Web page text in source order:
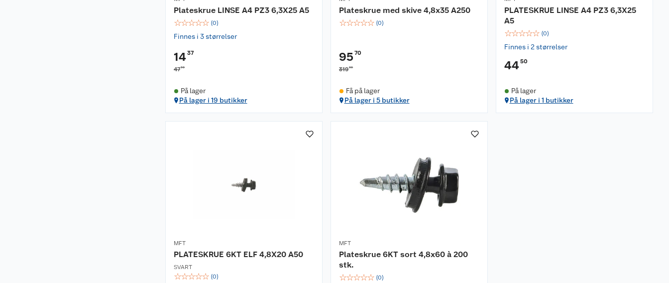
Plateskrue LINSE A4 PZ3 6,3X25 A5
☆☆☆☆☆ (0)
Finnes i 3 størrelser
1437
4790
På lager
På lager i 19 butikker
Plateskrue med skive 4,8x35 A250
☆☆☆☆☆ (0)
95 70
31900
Få på lager
På lager i 5 butikker
PLATESKRUE LINSE A4 PZ3 6,3X25
A5
☆☆☆☆☆ (0)
Finnes i 2 størrelser
4450
På lager
På lager i 1 butikker
MFT
PLATESKRUE 6KT ELF 4,8X20 A50
SVART
☆☆☆☆☆ (0)
MFT
Plateskrue 6KT sort 4,8x60 à 200
stk.
☆☆☆☆☆ (0)